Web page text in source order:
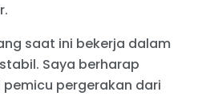
saat ini bekerja dalam
Saya berharap
pergerakan dari